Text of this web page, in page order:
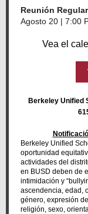
Reunión
Agosto 20 | 7:00
Vea el
Berkeley Unified
Berkeley Unified
oportunidad
actividades del
en BUSD deben de
intimidación y
ascendencia, edad,
género, expresión
religión, sexo,